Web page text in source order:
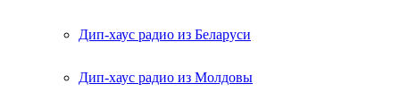
Дип-хаус радио из Беларуси
Дип-хаус радио из Молдовы